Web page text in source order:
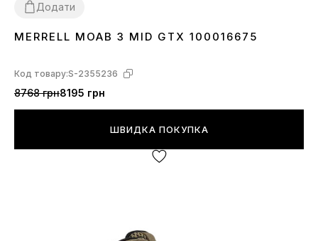
Додати
41 43
MERRELL MOAB 3 MID GTX 100016675
Код товару:S-2355236
8768 грн8195 грн
ШВИДКА ПОКУПКА